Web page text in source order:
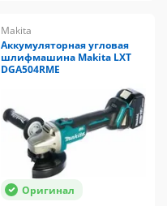
Makita
Аккумуляторная угловая
шлифмашина Makita LXT
DGA504RME
Оригинал